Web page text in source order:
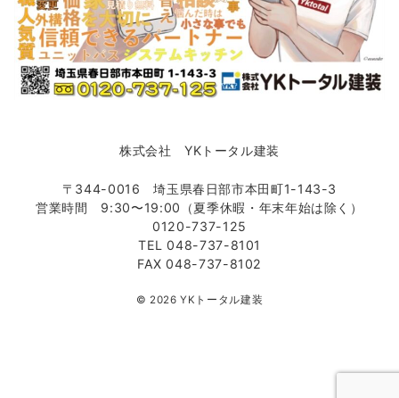
株式会社 YKトータル建装
〒344-0016 埼玉県春日部市本田町1-143-3
営業時間 9:30〜19:00（夏季休暇・年末年始は除く）
0120-737-125
TEL 048-737-8101
FAX 048-737-8102
© 2026YKトータル建装